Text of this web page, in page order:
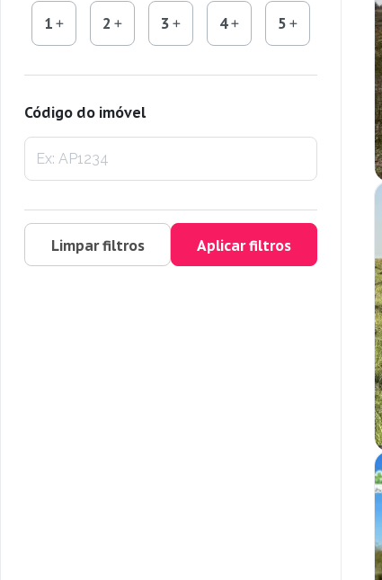
1 2 3 4 5
Código do imóvel
Limpar filtros Aplicar filtros